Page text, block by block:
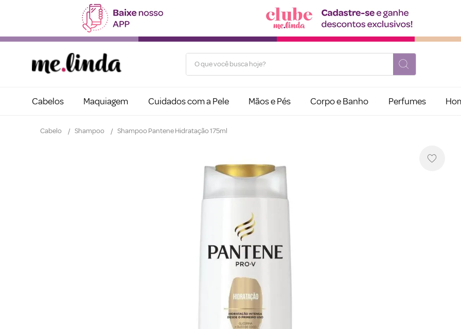
O que você busca hoje?
Cabelos Maquiagem Cuidados com a Pele Mãos e Pés Corpo e Banho Perfumes
Cabelo Shampoo Shampoo Pantene Hidratação 175ml